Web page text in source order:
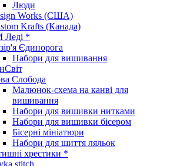
Люди
Works (США)
Krafts (Канада)
Леді *
Єдинорога
Набори для вишивання
Слобода
Малюнок-схема на канві для
вишивання
Набори для вишивки нитками
Набори для вишивки бісером
Бісерні мініатюри
Набори для шиття ляльок
хрестики *
stitch